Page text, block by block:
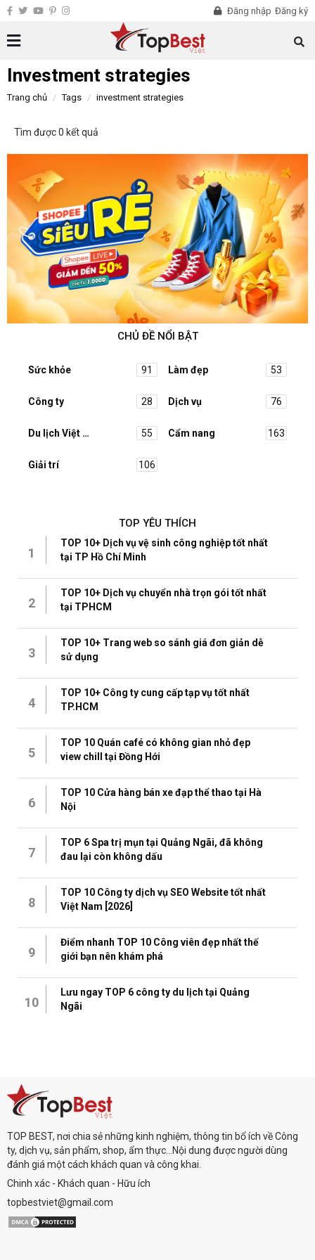
Đăng nhập Đăng ký
Investment strategies
Trang chủ Tags investment strategies
Tìm được 0 kết quả
CHỦ ĐỀ NỔI BẬT
Sức khỏe 91 Làm đẹp 53
Công ty 28 Dịch vụ 76
Du lịch Việt Nam 55 Cẩm nang 163
Giải trí 106
TOP YÊU THÍCH
1
TOP 10+ Dịch vụ vệ sinh công nghiệp tốt nhất
tại TP Hồ Chí Minh
2
TOP 10+ Dịch vụ chuyển nhà trọn gói tốt nhất
tại TPHCM
3
TOP 10+ Trang web so sánh giá đơn giản dễ
sử dụng
4
TOP 10+ Công ty cung cấp tạp vụ tốt nhất
TP.HCM
5
TOP 10 Quán café có không gian nhỏ đẹp
view chill tại Đồng Hới
6
TOP 10 Cửa hàng bán xe đạp thể thao tại Hà
Nội
7
TOP 6 Spa trị mụn tại Quảng Ngãi, đã không
đau lại còn không dấu
8
TOP 10 Công ty dịch vụ SEO Website tốt nhất
Việt Nam [2026]
9
Điểm nhanh TOP 10 Công viên đẹp nhất thế
giới bạn nên khám phá
10
Lưu ngay TOP 6 công ty du lịch tại Quảng
Ngãi
TOP BEST, nơi chia sẻ những kinh nghiệm, thông tin bổ ích về Công
ty, dịch vụ, sản phẩm, shop, ẩm thực...Nội dung được người dùng
đánh giá một cách khách quan và công khai.
Chinh xác - Khách quan - Hữu ích
topbestviet@gmail.com